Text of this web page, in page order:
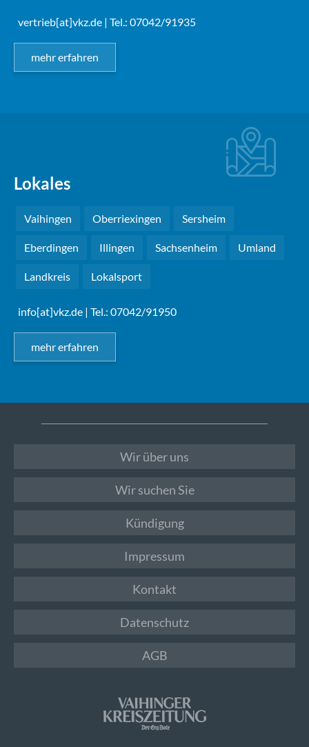
vertrieb[at]vkz.de | Tel.: 07042/91935
mehr erfahren
Lokales
Vaihingen Oberriexingen Sersheim
Eberdingen Illingen Sachsenheim Umland
Landkreis Lokalsport
info[at]vkz.de | Tel.: 07042/91950
mehr erfahren
Wir über uns
Wir suchen Sie
Kündigung
Impressum
Kontakt
Datenschutz
AGB